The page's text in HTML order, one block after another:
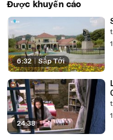
Được khuyến cáo
6:32 | Sắp Tới
24:38